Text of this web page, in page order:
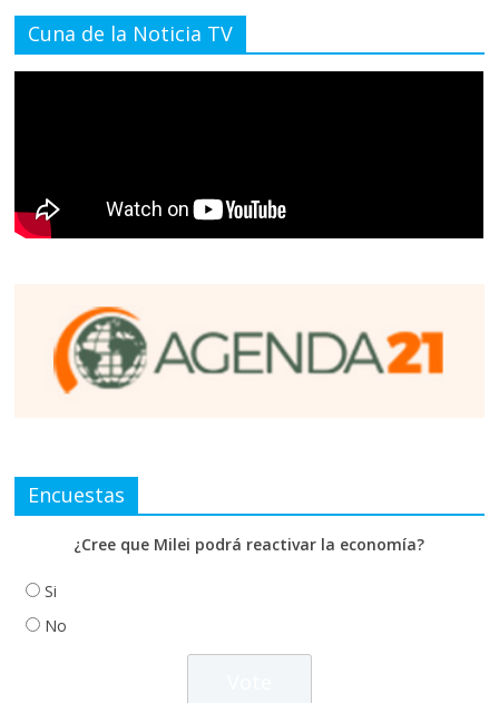
Cuna de la Noticia TV
Encuestas
¿Cree que Milei podrá reactivar la economía?
Si
No